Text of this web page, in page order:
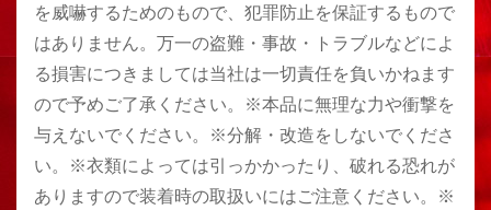
を威嚇するためのもので、犯罪防止を保証するもので
はありません。万一の盗難・事故・トラブルなどによ
る損害につきましては当社は一切責任を負いかねます
ので予めご了承ください。※本品に無理な力や衝撃を
与えないでください。※分解・改造をしないでくださ
い。※衣類によっては引っかかったり、破れる恐れが
ありますので装着時の取扱いにはご注意ください。※